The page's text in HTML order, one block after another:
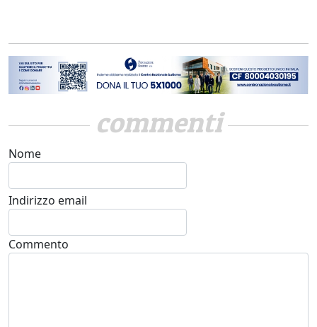
commenti
Nome
Indirizzo email
Commento